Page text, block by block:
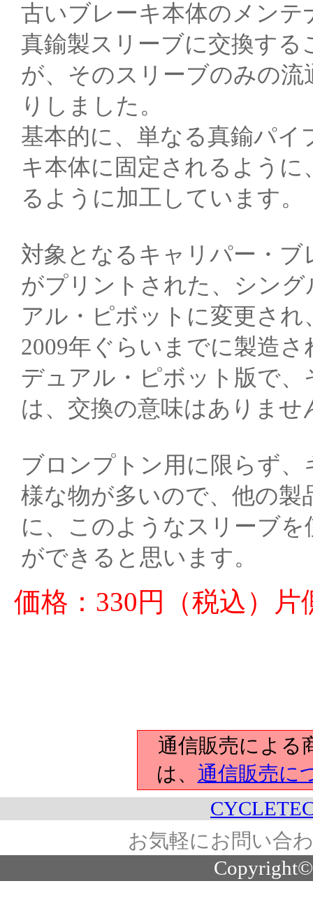
古いブレーキ本体のメン
真鍮製スリーブに交換す
が、そのスリーブのみの
りしました。
基本的に、単なる真鍮パ
キ本体に固定されるよう
るように加工しています。
対象となるキャリパー・ブ
がプリントされた、シン
アル・ピボットに変更さ
2009年ぐらいまでに製造
デュアル・ピボット版で
は、交換の意味はありませ
ブロンプトン用に限らず
様な物が多いので、他の
に、このようなスリーブ
ができると思います。
価格：330円（税込）
通信販売による
は、 通信販売に
お気軽にお問い合